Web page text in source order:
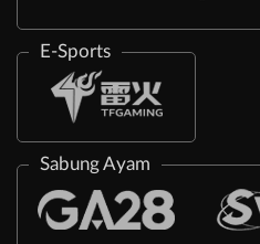
E-Sports
Sabung Ayam